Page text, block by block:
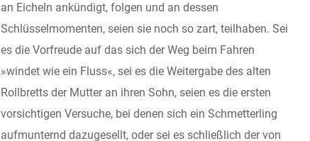
an Eicheln ankündigt, folgen und an dessen
Schlüsselmomenten, seien sie noch so zart, teilhaben. Sei
es die Vorfreude auf das sich der Weg beim Fahren
»windet wie ein Fluss«, sei es die Weitergabe des alten
Rollbretts der Mutter an ihren Sohn, seien es die ersten
vorsichtigen Versuche, bei denen sich ein Schmetterling
aufmunternd dazugesellt, oder sei es schließlich der von